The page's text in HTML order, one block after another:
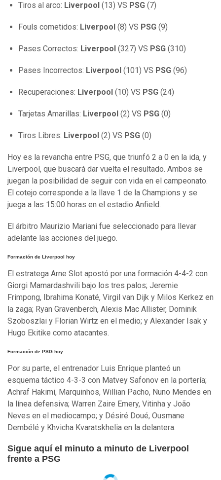
Tiros al arco: Liverpool (13) VS PSG (7)
Fouls cometidos: Liverpool (8) VS PSG (9)
Pases Correctos: Liverpool (327) VS PSG (310)
Pases Incorrectos: Liverpool (101) VS PSG (96)
Recuperaciones: Liverpool (10) VS PSG (24)
Tarjetas Amarillas: Liverpool (2) VS PSG (0)
Tiros Libres: Liverpool (2) VS PSG (0)
Hoy es la revancha entre PSG, que triunfó 2 a 0 en la ida, y
Liverpool, que buscará dar vuelta el resultado. Ambos se
juegan la posibilidad de seguir con vida en el campeonato.
El cotejo corresponde a la llave 1 de la Champions y se
juega a las 15:00 horas en el estadio Anfield.
El árbitro Maurizio Mariani fue seleccionado para llevar
adelante las acciones del juego.
Formación de Liverpool hoy
El estratega Arne Slot apostó por una formación 4-4-2 con
Giorgi Mamardashvili bajo los tres palos; Jeremie
Frimpong, Ibrahima Konaté, Virgil van Dijk y Milos Kerkez en
la zaga; Ryan Gravenberch, Alexis Mac Allister, Dominik
Szoboszlai y Florian Wirtz en el medio; y Alexander Isak y
Hugo Ekitike como atacantes.
Formación de PSG hoy
Por su parte, el entrenador Luis Enrique planteó un
esquema táctico 4-3-3 con Matvey Safonov en la portería;
Achraf Hakimi, Marquinhos, Willian Pacho, Nuno Mendes en
la línea defensiva; Warren Zaire Emery, Vitinha y João
Neves en el mediocampo; y Désiré Doué, Ousmane
Dembélé y Khvicha Kvaratskhelia en la delantera.
Sigue aquí el minuto a minuto de Liverpool
frente a PSG